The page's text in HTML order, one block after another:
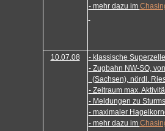
- mehr dazu im
10.07.08
- klassische Superzelle
- Zugbahn NW-SO,
(Sachsen), nördl.
- Zeitraum max.
- Meldungen zu
- maximaler
- mehr dazu im